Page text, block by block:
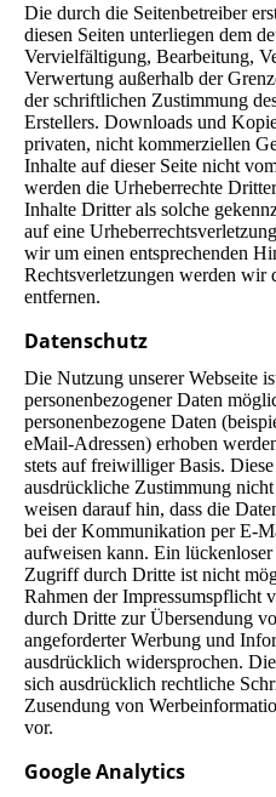
Die durch die Seitenbetreiber
diesen Seiten unterliegen dem
Vervielfältigung, Bearbeitung,
Verwertung außerhalb der
der schriftlichen Zustimmung
Erstellers. Downloads und
privaten, nicht kommerziellen
Inhalte auf dieser Seite nicht
werden die Urheberrechte
Inhalte Dritter als solche
auf eine
wir um einen entsprechenden
Rechtsverletzungen werden wir
entfernen.
Datenschutz
Die Nutzung unserer Webseite
personenbezogener Daten
personenbezogene Daten
eMail-Adressen) erhoben
stets auf freiwilliger Basis.
ausdrückliche Zustimmung
weisen darauf hin, dass die
bei der Kommunikation per E-
aufweisen kann. Ein
Zugriff durch Dritte ist nicht
Rahmen der Impressumspflicht
durch Dritte zur Übersendung
angeforderter Werbung und
ausdrücklich widersprochen.
sich ausdrücklich rechtliche
Zusendung von
vor.
Google Analytics